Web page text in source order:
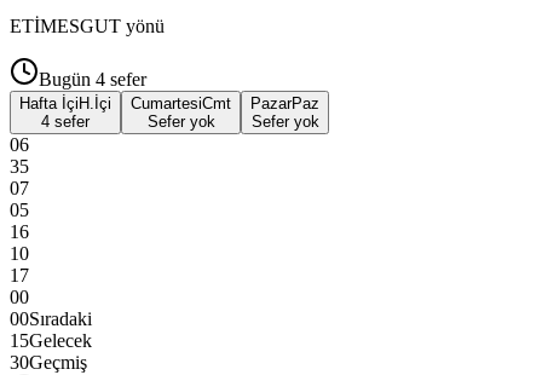
ETİMESGUT yönü
Bugün 4 sefer
Hafta İçi H.İçi
4 sefer
CumartesiCmt
Sefer yok
PazarPaz
Sefer yok
06
35
07
05
16
10
17
00
00Sıradaki
15Gelecek
30Geçmiş